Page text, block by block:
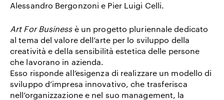
Alessandro Bergonzoni e Pier Luigi Celli.
Art For Business è un progetto pluriennale dedicato
al tema del valore dell’arte per lo sviluppo della
creatività e della sensibilità estetica delle persone
che lavorano in azienda.
Esso risponde all’esigenza di realizzare un modello di
sviluppo d’impresa innovativo, che trasferisca
nell’organizzazione e nel suo management, la